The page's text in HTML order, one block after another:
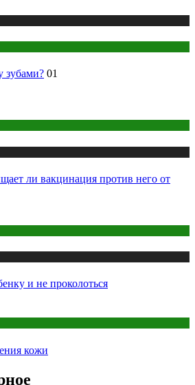
зубами? 01
ли вакцинация против него от
и не проколоться
кожи